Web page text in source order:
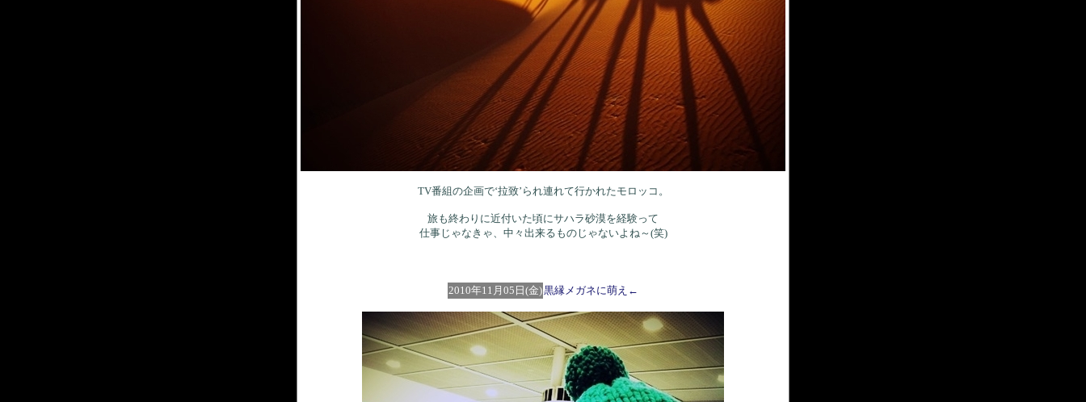
TV番組の企画で‘拉致’られ連れて行かれたモロッコ。
旅も終わりに近付いた頃にサハラ砂漠を経験って
仕事じゃなきゃ、中々出来るものじゃないよね～(笑)
2010年11月05日(金)黒縁メガネに萌え←